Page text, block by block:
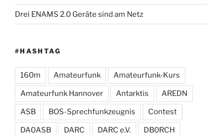
Drei ENAMS 2.0 Geräte sind am Netz
#HASHTAG
160m Amateurfunk Amateurfunk-Kurs
Amateurfunk Hannover Antarktis AREDN
ASB BOS-Sprechfunkzeugnis Contest
DA0ASB DARC DARC e.V. DB0RCH